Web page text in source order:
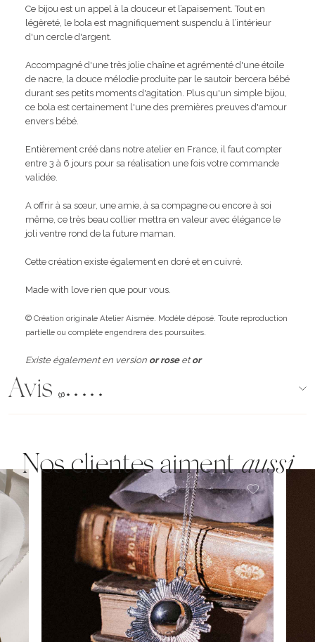
Ce bijou est un appel à la douceur et l’apaisement. Tout en
légèreté, le bola est magnifiquement suspendu à l’intérieur
d'un cercle d'argent.
Accompagné d'une très jolie chaîne et agrémenté d'une étoile
de nacre, la douce mélodie produite par le sautoir bercera bébé
durant ses petits moments d'agitation. Plus qu'un simple bijou,
ce bola est certainement l'une des premières preuves d'amour
envers bébé.
Entièrement créé dans notre atelier en France, il faut compter
entre 3 à 6 jours pour sa réalisation une fois votre commande
validée.
A offrir à sa sœur, une amie, à sa compagne ou encore à soi
même, ce très beau collier mettra en valeur avec élégance le
joli ventre rond de la future maman.
Cette création existe également en doré et en cuivré.
Made with love rien que pour vous.
© Création originale Atelier Aismée. Modèle déposé. Toute reproduction
partielle ou complète engendrera des poursuites.
Existe également en version or roseetor
Avis (96)
Nos clientes aimentaussi